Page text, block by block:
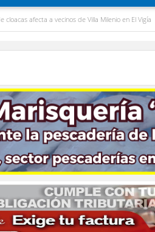
a vecinos de Villa Milenio en El Vigía